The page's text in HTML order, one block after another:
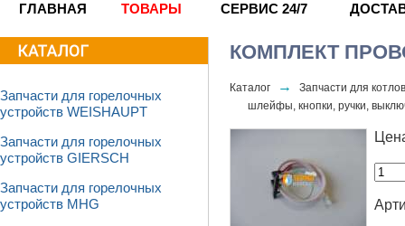
ГЛАВНАЯ ТОВАРЫ СЕРВИС 24/7
Запчасти для горелочных
устройств WEISHAUPT
Запчасти для горелочных
устройств GIERSCH
Запчасти для горелочных
устройств MHG
КОМПЛЕКТ
Каталог →
Запчасти для
шлейфы, кнопки, ручки,